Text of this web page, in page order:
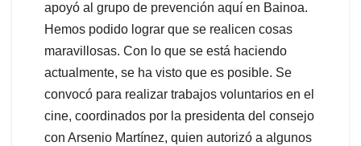
apoyó al grupo de prevención aquí en Bainoa.
Hemos podido lograr que se realicen cosas
maravillosas. Con lo que se está haciendo
actualmente, se ha visto que es posible. Se
convocó para realizar trabajos voluntarios en el
cine, coordinados por la presidenta del consejo
con Arsenio Martínez, quien autorizó a algunos